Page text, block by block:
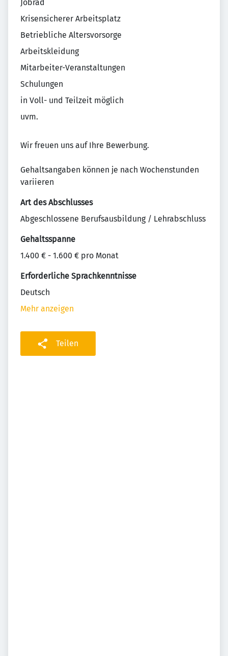
Jobrad
Krisensicherer Arbeitsplatz
Betriebliche Altersvorsorge
Arbeitskleidung
Mitarbeiter-Veranstaltungen
Schulungen
in Voll- und Teilzeit möglich
uvm.
Wir freuen uns auf Ihre Bewerbung.
Gehaltsangaben können je nach Wochenstunden
variieren
Art des Abschlusses
Abgeschlossene Berufsausbildung / Lehrabschluss
Gehaltsspanne
1.400 € - 1.600 € pro Monat
Erforderliche Sprachkenntnisse
Deutsch
Mehr anzeigen
Teilen